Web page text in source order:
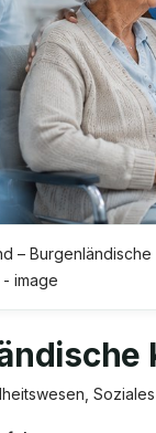
Soziales